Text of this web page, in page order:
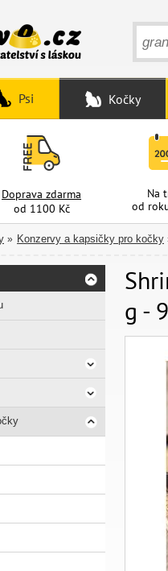
Psi Kočky
Doprava zdarma
od 1100 Kč
Na
od
» Konzervy a kapsičky pro kočky
g -